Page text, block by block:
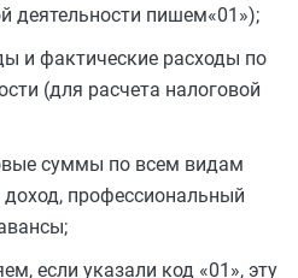
деятельности пишем«01»);
и фактические расходы по
(для расчета налоговой
суммы по всем видам
профессиональный
если указали код «01», эту